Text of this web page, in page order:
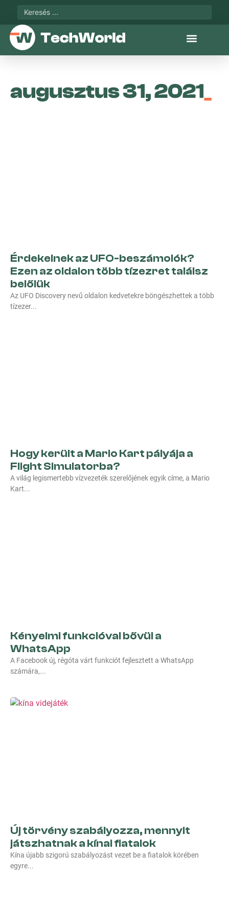
augusztus 31, 2021
Érdekelnek az UFO-beszámolók?
Ezen az oldalon több tízezret találsz
belőlük
Az UFO Discovery nevű oldalon kedvetekre böngészhettek a több
tízezer
Hogy került a Mario Kart pályája a
Flight Simulatorba?
A világ legismertebb vízvezeték szerelőjének egyik címe, a Mario
Kart
Kényelmi funkcióval bővül a
WhatsApp
A Facebook új, régóta várt funkciót fejlesztett a WhatsApp
számára,
Új törvény szabályozza, mennyit
játszhatnak a kínai fiatalok
Kína újabb szigorú szabályozást vezet be a fiatalok körében
egyre